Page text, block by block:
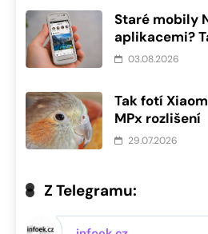
Staré mobily
aplikacemi?
03.08.2026
Tak fotí
MPx rozlišení
29.07.2026
Z Telegramu: